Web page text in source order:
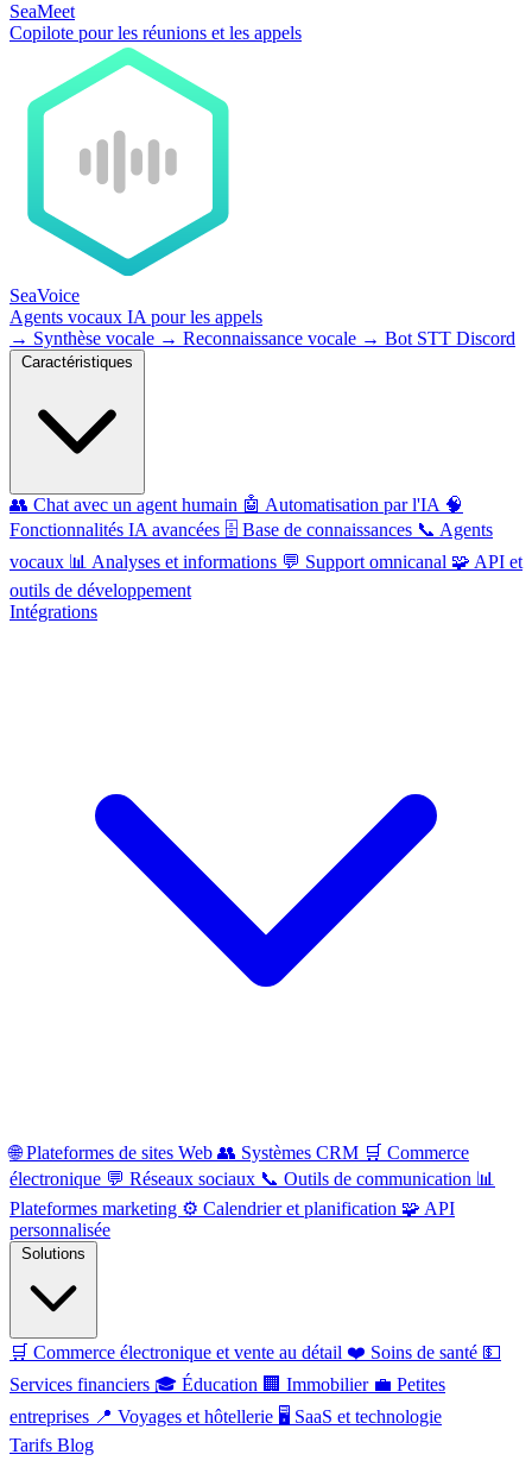
SeaMeet
Copilote pour les réunions et les appels
SeaVoice
Agents vocaux IA pour les appels
→ Synthèse vocale → Reconnaissance vocale → Bot STT Discord
👥 Chat avec un agent humain 🤖 Automatisation par l'IA 🧠
Fonctionnalités IA avancées 🗄️ Base de connaissances 📞 Agents
vocaux 📊 Analyses et informations 💬 Support omnicanal 🧩 API et
outils de développement
Intégrations
🌐Plateformes de sites Web 👥 Systèmes CRM 🛒 Commerce
électronique 💬 Réseaux sociaux 📞 Outils de communication 📊
Plateformes marketing ⚙️ Calendrier et planification 🧩 API
personnalisée
🛒 Commerce électronique et vente au détail ❤️ Soins de santé 💵
Services financiers 🎓 Éducation 🏢 Immobilier 💼 Petites
entreprises 📍 Voyages et hôtellerie 🖥️ SaaS et technologie
Tarifs Blog